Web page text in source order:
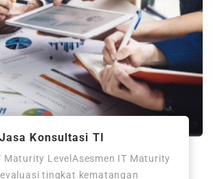
Konsultasi TI
Maturity LevelAsesmen IT Maturity
tingkat kematangan